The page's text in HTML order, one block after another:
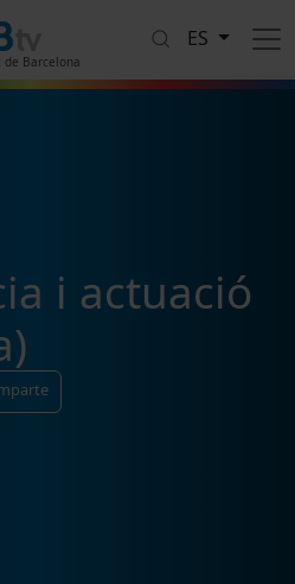
Barcelona
ES
i actuació